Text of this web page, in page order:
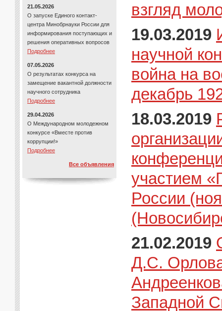
21.05.2026
О запуске Единого контакт-
центра Минобрнауки России для
информирования поступающих и
решения оперативных вопросов
Подробнее
07.05.2026
О результатах конкурса на
замещение вакантной должности
научного сотрудника
Подробнее
29.04.2026
О Международном молодежном
конкурсе «Вместе против
коррупции!»
Подробнее
Все объявления
взгляд
19.03.2019
научной
война на
декабрь
18.03.2019
участием
России
21.02.2019
Д.С.
Западной